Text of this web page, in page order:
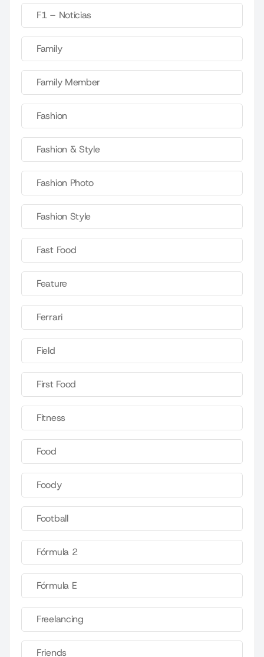
F1 – Noticias
Family
Family Member
Fashion
Fashion & Style
Fashion Photo
Fashion Style
Fast Food
Feature
Ferrari
Field
First Food
Fitness
Food
Foody
Football
Fórmula 2
Fórmula E
Freelancing
Friends